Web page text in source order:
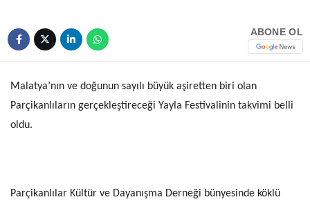
ABONE OL
Malatya’nın ve doğunun sayılı büyük aşiretten biri olan
Parçikanlıların gerçekleştireceği Yayla Festivalinin takvimi belli
oldu.
Parçikanlılar Kültür ve Dayanışma Derneği bünyesinde köklü